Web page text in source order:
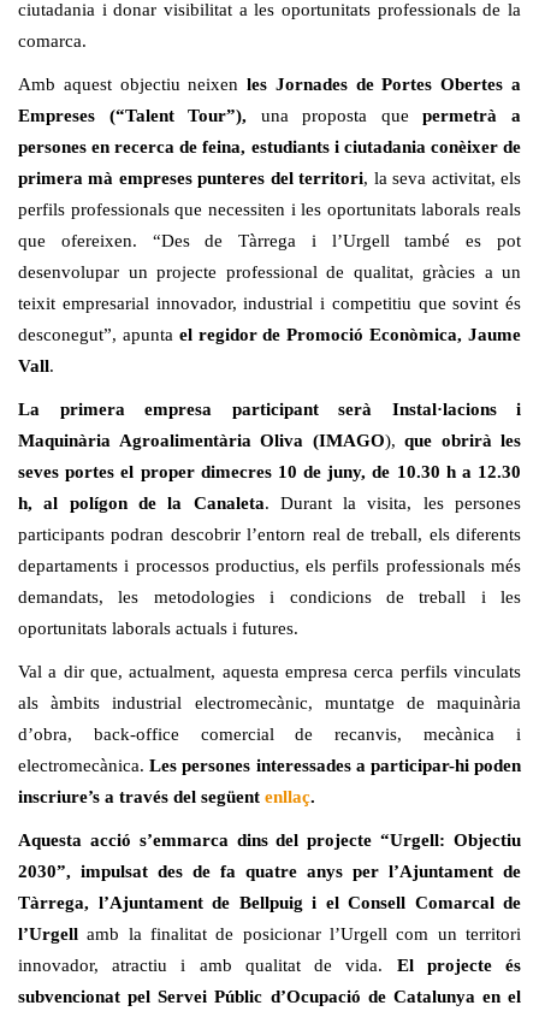
ciutadania i donar visibilitat a les oportunitats professionals de la
comarca.
Amb aquest objectiu neixenles Jornades de Portes Obertes a
Empreses (“Talent Tour”), una proposta quepermetrà a
persones en recerca de feina, estudiants i ciutadania conèixer de
primera mà empreses punteres del territori, la seva activitat, els
perfils professionals que necessiten i les oportunitats laborals reals
que ofereixen. “Des de Tàrrega i l’Urgell també es pot
desenvolupar un projecte professional de qualitat, gràcies a un
teixit empresarial innovador, industrial i competitiu que sovint és
desconegut”, apunta el regidor de Promoció Econòmica, Jaume
Vall.
La primera empresa participant serà Instal·lacions i
Maquinària Agroalimentària Oliva (IMAGO), que obrirà les
seves portes el proper dimecres 10 de juny, de 10.30 h a 12.30
h, al polígon de la Canaleta. Durant la visita, les persones
participants podran descobrir l’entorn real de treball, els diferents
departaments i processos productius, els perfils professionals més
demandats, les metodologies i condicions de treball i les
oportunitats laborals actuals i futures.
Val a dir que, actualment, aquesta empresa cerca perfils vinculats
als àmbits industrial electromecànic, muntatge de maquinària
d’obra, back-office comercial de recanvis, mecànica i
electromecànica.Les persones interessades a participar-hi poden
inscriure’s a través del següent enllaç.
Aquesta acció s’emmarca dins del projecte “Urgell: Objectiu
2030”, impulsat des de fa quatre anys per l’Ajuntament de
Tàrrega, l’Ajuntament de Bellpuig i el Consell Comarcal de
l’Urgell amb la finalitat de posicionar l’Urgell com un territori
innovador, atractiu i amb qualitat de vida. El projecte és
subvencionat pel Servei Públic d’Ocupació de Catalunya en el